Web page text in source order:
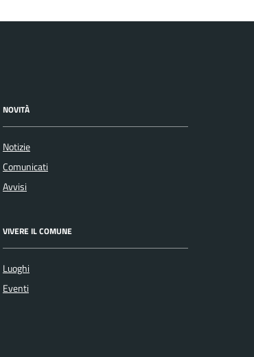
NOVITÀ
Notizie
Comunicati
Avvisi
VIVERE IL COMUNE
Luoghi
Eventi